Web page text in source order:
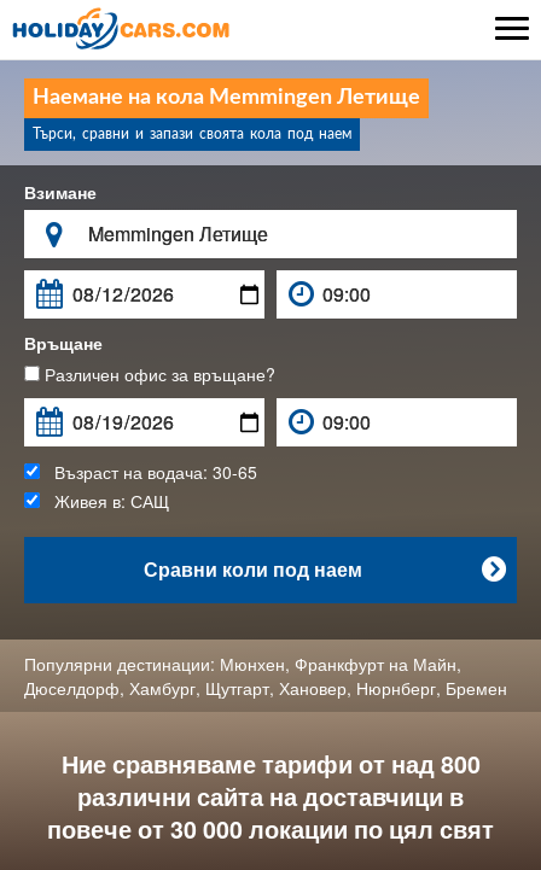
Наемане на кола Memmingen Летище
Търси, сравни и запази своята кола под наем
Взимане


Връщане
Различен офис за връщане?
Възраст на водача: 30-65
Живея в: САЩ

Сравни коли под наем
Популярни дестинации: Мюнхен, Франкфурт на Майн,
Дюселдорф, Хамбург, Щутгарт, Хановер, Нюрнберг, Бремен
Ние сравняваме тарифи от над 800
различни сайта на доставчици в
повече от 30 000 локации по цял свят